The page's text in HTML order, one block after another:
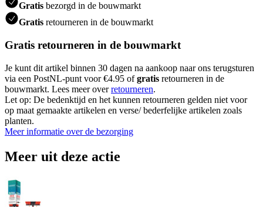
Gratis bezorgd in de bouwmarkt
Gratis retourneren in de bouwmarkt
Gratis retourneren in de bouwmarkt
Je kunt dit artikel binnen 30 dagen na aankoop naar ons terugsturen
via een PostNL-punt voor €4.95 ofgratis retourneren in de
bouwmarkt. Lees meer overretourneren.
Let op: De bedenktijd en het kunnen retourneren gelden niet voor
op maat gemaakte artikelen en verse/ bederfelijke artikelen zoals
planten.
Meer informatie over de bezorging
Meer uit deze actie